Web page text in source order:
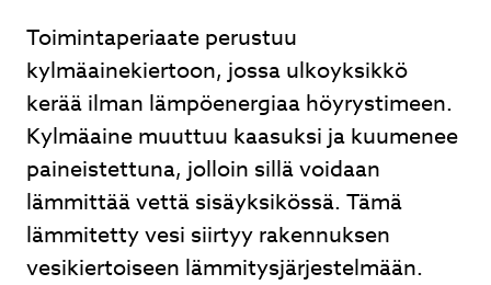
Toimintaperiaate perustuu
kylmäainekiertoon, jossa ulkoyksikkö
kerää ilman lämpöenergiaa höyrystimeen.
Kylmäaine muuttuu kaasuksi ja kuumenee
paineistettuna, jolloin sillä voidaan
lämmittää vettä sisäyksikössä. Tämä
lämmitetty vesi siirtyy rakennuksen
vesikiertoiseen lämmitysjärjestelmään.